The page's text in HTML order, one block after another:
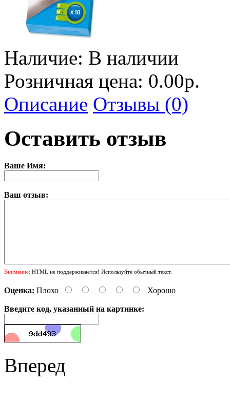
Наличие: В наличии
Розничная цена: 0.00р.
Описание Отзывы (0)
Оставить отзыв
Ваше Имя:
Ваш отзыв:
Внимание: HTML не поддерживается! Используйте обычный текст.
Оценка: Плохо Хорошо
Введите код, указанный на картинке:
Вперед